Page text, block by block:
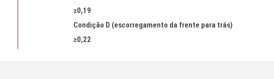
≥0,19
Condição D (escorregamento da frente para trás)
≥0,22